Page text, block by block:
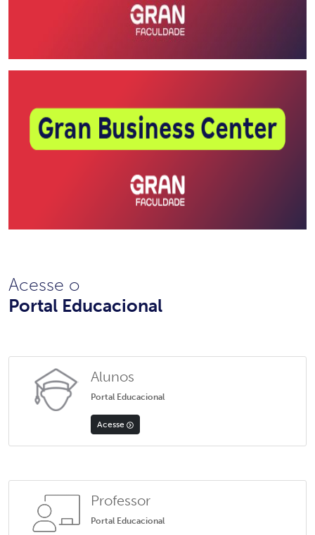
Acesse o
Portal Educacional
Alunos
Portal Educacional
Acesse
Professor
Portal Educacional